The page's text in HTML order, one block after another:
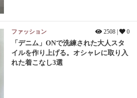
ファッション 2508 | 0
「デニム」ONで洗練された大人スタ
イルを作り上げる。オシャレに取り入
れた着こなし3選